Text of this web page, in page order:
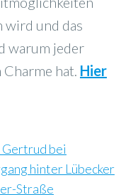
wird und das
warum jeder
hat. Hier